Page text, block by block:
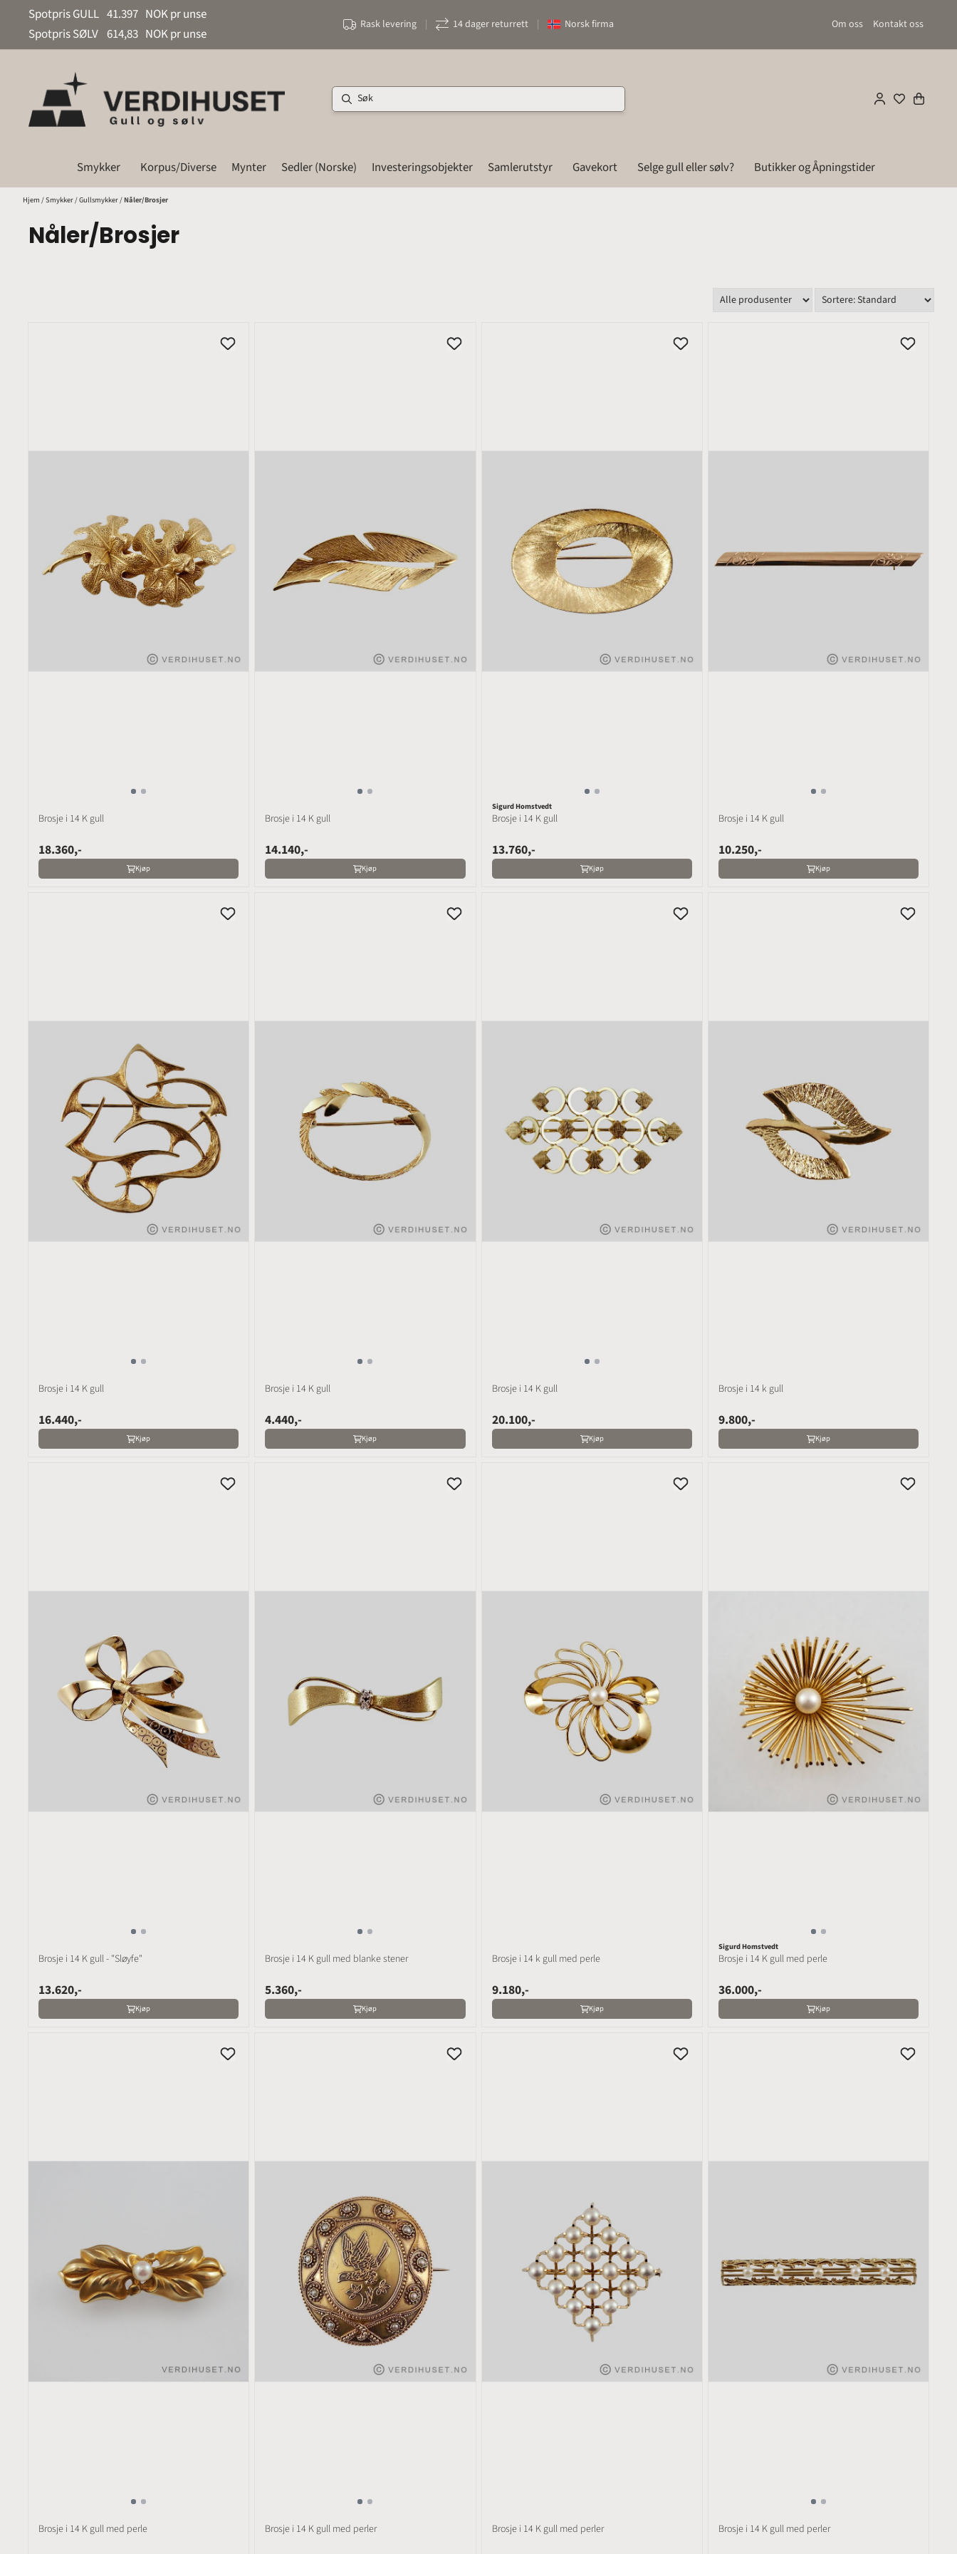
Hopp til innhold
Spotpris GULL 41.397 NOK pr unse
Spotpris SØLV 614,83 NOK pr unse
Rask levering | 14 dager returrett | Norsk firma Om oss Kontakt oss
Smykker Korpus/Diverse Mynter Sedler (Norske) Investeringsobjekter Samlerutstyr Gavekort Selge gull eller sølv? Butikker og Åpningstider
Hjem /Smykker/Gullsmykker/Nåler/Brosjer
Nåler/Brosjer
Brosje i 14 K gull
18.360,-
Kjøp
Brosje i 14 K gull
14.140,-
Kjøp
Sigurd Homstvedt
Brosje i 14 K gull
13.760,-
Kjøp
Brosje i 14 K gull
10.250,-
Kjøp
Brosje i 14 K gull
16.440,-
Kjøp
Brosje i 14 K gull
4.440,-
Kjøp
Brosje i 14 K gull
20.100,-
Kjøp
Brosje i 14 k gull
9.800,-
Kjøp
Brosje i 14 K gull - "Sløyfe"
13.620,-
Kjøp
Brosje i 14 K gull med blanke stener
5.360,-
Kjøp
Brosje i 14 k gull med perle
9.180,-
Kjøp
Sigurd Homstvedt
Brosje i 14 K gull med perle
36.000,-
Kjøp
Brosje i 14 K gull med perle Brosje i 14 K gull med perler Brosje i 14 K gull med perler Brosje i 14 K gull med perler